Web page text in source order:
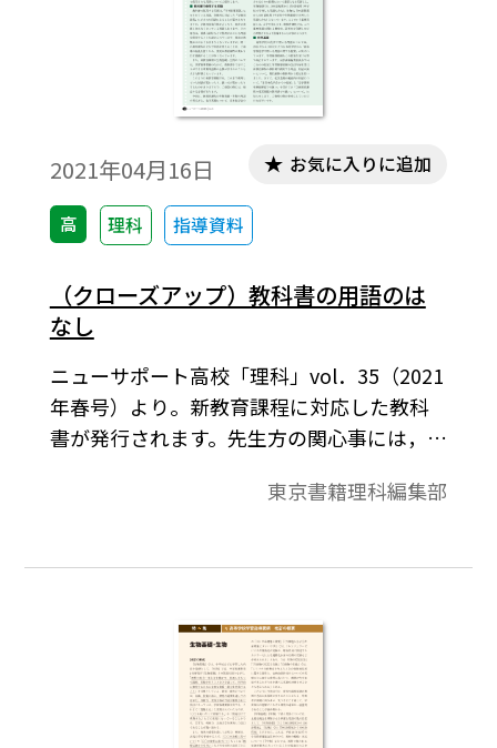
2021年04月16日
高 理科 指導資料
お気に入りに追加
（クローズアップ）教科書の用語のは
なし
ニューサポート高校「理科」vol．35（2021
年春号）より。新教育課程に対応した教科
書が発行されます。先生方の関心事には，生
くか，授業内で評価をどのように行ってい
書の学習内容がどのように変わるのか，ま
思います。本号では，それらのうち教科書で
使用される用語についてご紹介します。
東京書籍理科編集部